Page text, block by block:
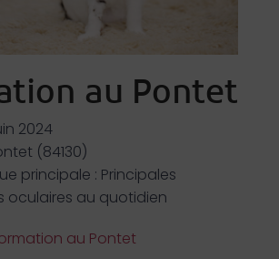
2024
(84130)
principale : Principales
oculaires au quotidien
au Pontet